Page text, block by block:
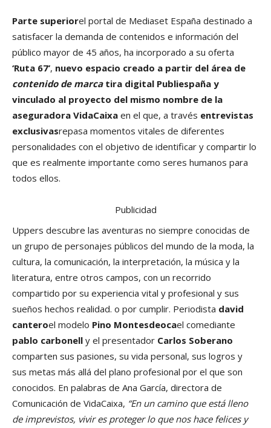
Parte superiorel portal de Mediaset España destinado a
satisfacer la demanda de contenidos e información del
público mayor de 45 años, ha incorporado a su oferta
‘Ruta 67’, nuevo espacio creado a partir del área de
contenido de marcatira digital Publiespaña y
vinculado al proyecto del mismo nombre de la
aseguradora VidaCaixa en el que, a través entrevistas
exclusivasrepasa momentos vitales de diferentes
personalidades con el objetivo de identificar y compartir lo
que es realmente importante como seres humanos para
todos ellos.
Publicidad
Uppers descubre las aventuras no siempre conocidas de
un grupo de personajes públicos del mundo de la moda, la
cultura, la comunicación, la interpretación, la música y la
literatura, entre otros campos, con un recorrido
compartido por su experiencia vital y profesional y sus
sueños hechos realidad. o por cumplir. Periodista david
canteroel modelo Pino Montesdeocael comediante
pablo carbonell y el presentador Carlos Soberano
comparten sus pasiones, su vida personal, sus logros y
sus metas más allá del plano profesional por el que son
conocidos. En palabras de Ana García, directora de
Comunicación de VidaCaixa, “En un camino que está lleno
de imprevistos, vivir es proteger lo que nos hace felices y